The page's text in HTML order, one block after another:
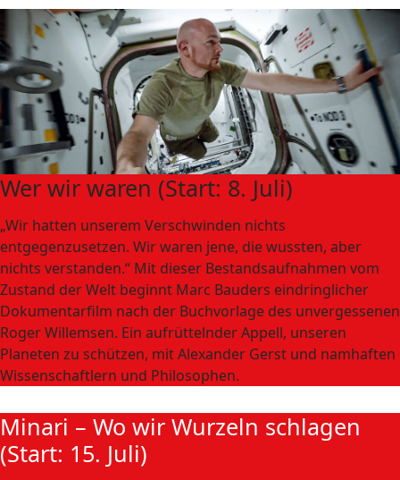
Wer wir waren (Start: 8. Juli)
„Wir hatten unserem Verschwinden nichts
entgegenzusetzen. Wir waren jene, die wussten, aber
nichts verstanden.“ Mit dieser Bestandsaufnahmen vom
Zustand der Welt beginnt Marc Bauders eindringlicher
Dokumentarfilm nach der Buchvorlage des unvergessenen
Roger Willemsen. Ein aufrüttelnder Appell, unseren
Planeten zu schützen, mit Alexander Gerst und namhaften
Wissenschaftlern und Philosophen.
Minari – Wo wir Wurzeln schlagen
(Start: 15. Juli)